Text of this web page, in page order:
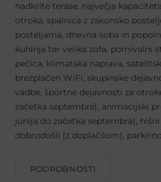
nadkrite terase, največja
otroka, spalnica z zakonsko
posteljama, dnevna soba in
kuhinja ter velika zofa, pomivalni
pečica, klimatska naprava,
brezplačen WiFi, skupinske
vadbe, športne dejavnosti za
začetka septembra), animacijski
junija do začetka septembra),
dobrodošli (z doplačilom),
PODROBNOSTI